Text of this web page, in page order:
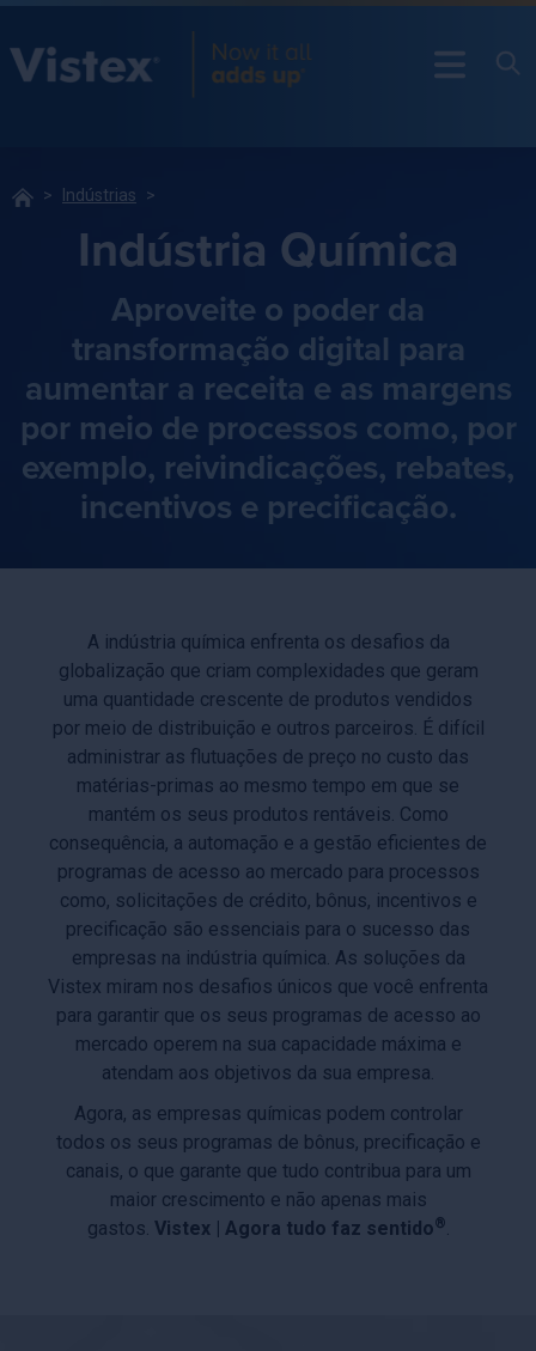
Indústrias
Indústria Química
Aproveite o poder da
transformação digital para
aumentar a receita e as margens
por meio de processos como, por
exemplo, reivindicações, rebates,
incentivos e precificação.
A indústria química enfrenta os desafios da
globalização que criam complexidades que geram
uma quantidade crescente de produtos vendidos
por meio de distribuição e outros parceiros. É difícil
administrar as flutuações de preço no custo das
matérias-primas ao mesmo tempo em que se
mantém os seus produtos rentáveis. Como
consequência, a automação e a gestão eficientes de
programas de acesso ao mercado para processos
como, solicitações de crédito, bônus, incentivos e
precificação são essenciais para o sucesso das
empresas na indústria química. As soluções da
Vistex miram nos desafios únicos que você enfrenta
para garantir que os seus programas de acesso ao
mercado operem na sua capacidade máxima e
atendam aos objetivos da sua empresa.
Agora, as empresas químicas podem controlar
todos os seus programas de bônus, precificação e
canais, o que garante que tudo contribua para um
maior crescimento e não apenas mais
gastos. Vistex | Agora tudo faz sentido®.